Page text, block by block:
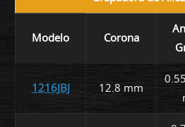
Modelo Corona
1216JBJ 12.8 mm